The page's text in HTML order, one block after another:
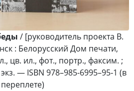
/ [руководитель проекта В.
: Белорусский Дом печати,
цв. ил., фот., портр., факсим. ;
— ISBN 978–985-6995–95‑1 (в
переплете)